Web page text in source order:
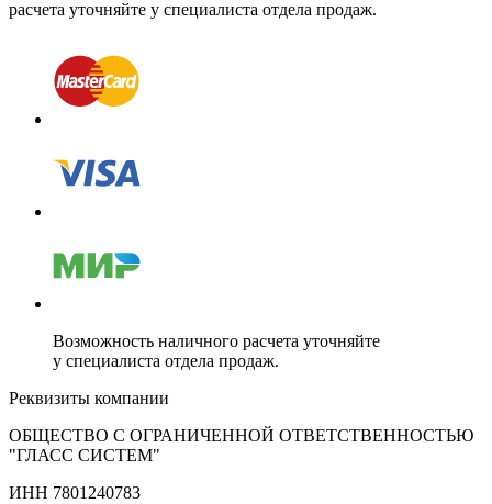
расчета уточняйте у специалиста отдела продаж.
Возможность наличного расчета уточняйте
у специалиста отдела продаж.
Реквизиты компании
ОБЩЕСТВО С ОГРАНИЧЕННОЙ ОТВЕТСТВЕННОСТЬЮ
"ГЛАСС СИСТЕМ"
ИНН 7801240783